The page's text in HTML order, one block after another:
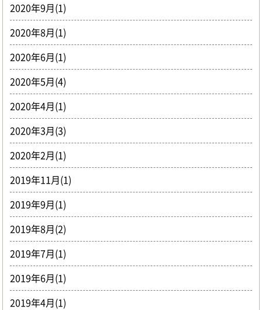
2020年9月(1)
2020年8月(1)
2020年6月(1)
2020年5月(4)
2020年4月(1)
2020年3月(3)
2020年2月(1)
2019年11月(1)
2019年9月(1)
2019年8月(2)
2019年7月(1)
2019年6月(1)
2019年4月(1)